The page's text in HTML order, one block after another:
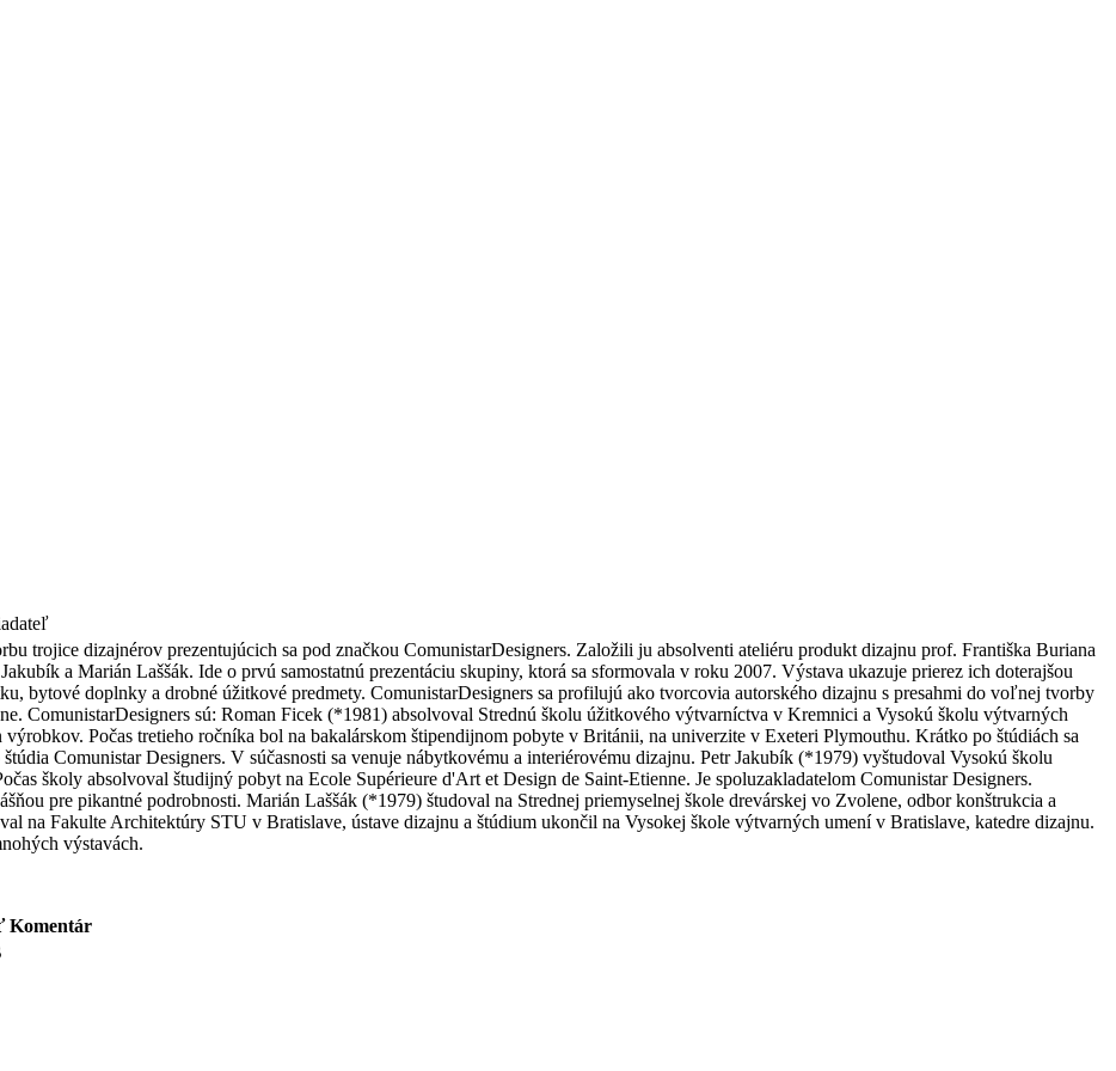
trojice dizajnérov prezentujúcich sa pod značkou ComunistarDesigners. Založili ju absolventi ateliéru produkt dizajnu prof. Františka Buriana
a Marián Laššák. Ide o prvú samostatnú prezentáciu skupiny, ktorá sa sformovala v roku 2007. Výstava ukazuje prierez ich doterajšou
bytové doplnky a drobné úžitkové predmety. ComunistarDesigners sa profilujú ako tvorcovia autorského dizajnu s presahmi do voľnej tvorby
ComunistarDesigners sú: Roman Ficek (*1981) absolvoval Strednú školu úžitkového výtvarníctva v Kremnici a Vysokú školu výtvarných
Počas tretieho ročníka bol na bakalárskom štipendijnom pobyte v Británii, na univerzite v Exeteri Plymouthu. Krátko po štúdiách sa
Comunistar Designers. V súčasnosti sa venuje nábytkovému a interiérovému dizajnu. Petr Jakubík (*1979) vyštudoval Vysokú školu
školy absolvoval študijný pobyt na Ecole Supérieure d'Art et Design de Saint-Etienne. Je spoluzakladatelom Comunistar Designers.
pre pikantné podrobnosti. Marián Laššák (*1979) študoval na Strednej priemyselnej škole drevárskej vo Zvolene, odbor konštrukcia a
na Fakulte Architektúry STU v Bratislave, ústave dizajnu a štúdium ukončil na Vysokej škole výtvarných umení v Bratislave, katedre dizajnu.
výstavách.
Komentár